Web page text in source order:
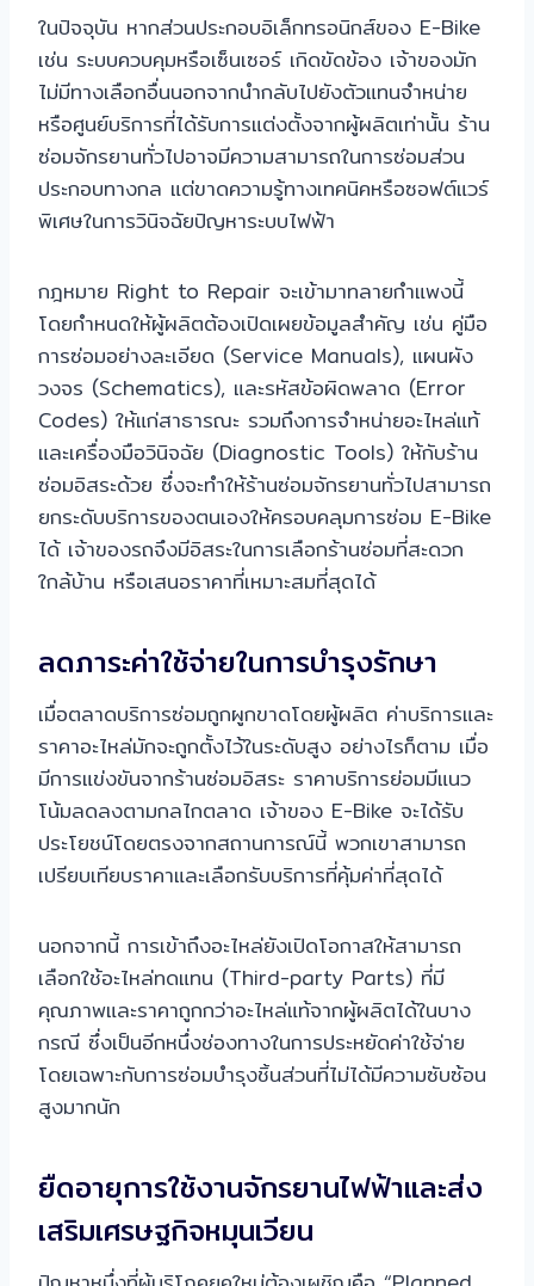
ในปัจจุบัน หากส่วนประกอบอิเล็กทรอนิกส์ของ E-Bike
เช่น ระบบควบคุมหรือเซ็นเซอร์ เกิดขัดข้อง เจ้าของมัก
ไม่มีทางเลือกอื่นนอกจากนำกลับไปยังตัวแทนจำหน่าย
หรือศูนย์บริการที่ได้รับการแต่งตั้งจากผู้ผลิตเท่านั้น ร้าน
ซ่อมจักรยานทั่วไปอาจมีความสามารถในการซ่อมส่วน
ประกอบทางกล แต่ขาดความรู้ทางเทคนิคหรือซอฟต์แวร์
พิเศษในการวินิจฉัยปัญหาระบบไฟฟ้า
กฎหมาย Right to Repair จะเข้ามาทลายกำแพงนี้
โดยกำหนดให้ผู้ผลิตต้องเปิดเผยข้อมูลสำคัญ เช่น คู่มือ
การซ่อมอย่างละเอียด (Service Manuals), แผนผัง
วงจร (Schematics), และรหัสข้อผิดพลาด (Error
Codes) ให้แก่สาธารณะ รวมถึงการจำหน่ายอะไหล่แท้
และเครื่องมือวินิจฉัย (Diagnostic Tools) ให้กับร้าน
ซ่อมอิสระด้วย ซึ่งจะทำให้ร้านซ่อมจักรยานทั่วไปสามารถ
ยกระดับบริการของตนเองให้ครอบคลุมการซ่อม E-Bike
ได้ เจ้าของรถจึงมีอิสระในการเลือกร้านซ่อมที่สะดวก
ใกล้บ้าน หรือเสนอราคาที่เหมาะสมที่สุดได้
ลดภาระค่าใช้จ่ายในการบำรุงรักษา
เมื่อตลาดบริการซ่อมถูกผูกขาดโดยผู้ผลิต ค่าบริการและ
ราคาอะไหล่มักจะถูกตั้งไว้ในระดับสูง อย่างไรก็ตาม เมื่อ
มีการแข่งขันจากร้านซ่อมอิสระ ราคาบริการย่อมมีแนว
โน้มลดลงตามกลไกตลาด เจ้าของ E-Bike จะได้รับ
ประโยชน์โดยตรงจากสถานการณ์นี้ พวกเขาสามารถ
เปรียบเทียบราคาและเลือกรับบริการที่คุ้มค่าที่สุดได้
นอกจากนี้ การเข้าถึงอะไหล่ยังเปิดโอกาสให้สามารถ
เลือกใช้อะไหล่ทดแทน (Third-party Parts) ที่มี
คุณภาพและราคาถูกกว่าอะไหล่แท้จากผู้ผลิตได้ในบาง
กรณี ซึ่งเป็นอีกหนึ่งช่องทางในการประหยัดค่าใช้จ่าย
โดยเฉพาะกับการซ่อมบำรุงชิ้นส่วนที่ไม่ได้มีความซับซ้อน
สูงมากนัก
ยืดอายุการใช้งานจักรยานไฟฟ้าและส่ง
เสริมเศรษฐกิจหมุนเวียน